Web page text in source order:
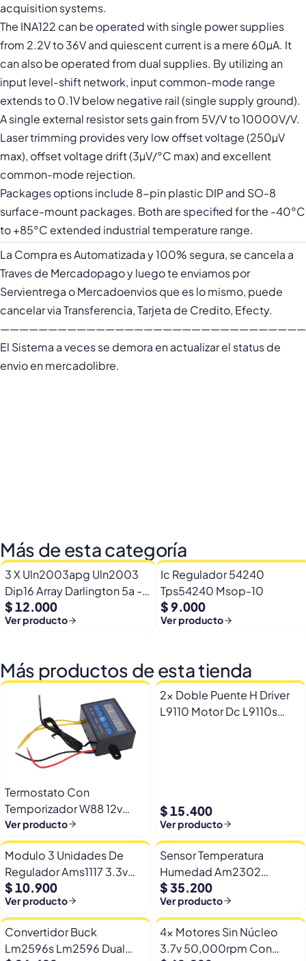
acquisition systems.
The INA122 can be operated with single power supplies
from 2.2V to 36V and quiescent current is a mere 60µA. It
can also be operated from dual supplies. By utilizing an
input level-shift network, input common-mode range
extends to 0.1V below negative rail (single supply ground).
A single external resistor sets gain from 5V/V to 10000V/V.
Laser trimming provides very low offset voltage (250µV
max), offset voltage drift (3µV/°C max) and excellent
common-mode rejection.
Packages options include 8-pin plastic DIP and SO-8
surface-mount packages. Both are specified for the -40°C
to +85°C extended industrial temperature range.
La Compra es Automatizada y 100% segura, se cancela a
Traves de Mercadopago y luego te enviamos por
Servientrega o Mercadoenvios que es lo mismo, puede
cancelar via Transferencia, Tarjeta de Credito, Efecty.
El Sistema a veces se demora en actualizar el status de
envio en mercadolibre.
Más de esta categoría
3 X Uln2003apg Uln2003
Dip16 Array Darlington 5a -
50v
$ 12.000
Ver producto
Ic Regulador 54240
Tps54240 Msop-10
$ 9.000
Ver producto
Más productos de esta tienda
Termostato Con
Temporizador W88 12v
Automatico Frio Calor
Ver producto
2x Doble Puente H Driver
L9110 Motor Dc L9110s
$ 15.400
Ver producto
Modulo 3 Unidades De
Regulador Ams1117 3.3v
Yp-8 Con Pines
$ 10.900
Ver producto
Sensor Temperatura
Humedad Am2302
Dht22/am2302 Digital
Esp32
$ 35.200
Ver producto
Convertidor Buck
Lm2596s Lm2596 Dual
4x Motores Sin Núcleo
3.7v 50,000rpm Con